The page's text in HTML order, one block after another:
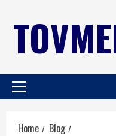
Home
Blog